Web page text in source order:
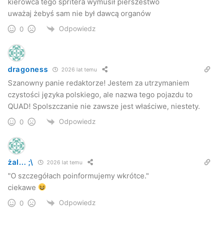
uważaj żebyś sam nie był dawcą organów
0 Odpowiedz
dragoness 2026 lat temu
Szanowny panie redaktorze! Jestem za utrzymaniem
czystości języka polskiego, ale nazwa tego pojazdu to
QUAD! Spolszczanie nie zawsze jest właściwe, niestety.
0 Odpowiedz
żal... ;\ 2026 lat temu
"O szczegółach poinformujemy wkrótce."
ciekawe
0 Odpowiedz